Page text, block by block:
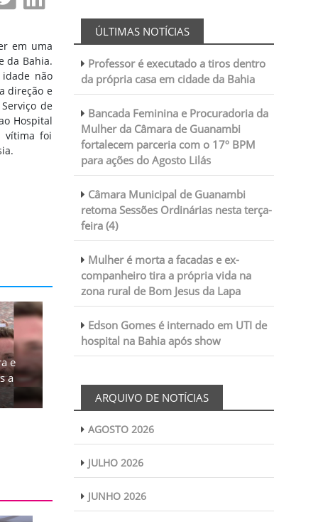
em uma
da Bahia.
idade não
direção e
de
Hospital
vítima foi
e
a
ÚLTIMAS NOTÍCIAS
Professor é executado a tiros dentro
da própria casa em cidade da Bahia
Bancada Feminina e Procuradoria da
Mulher da Câmara de Guanambi
fortalecem parceria com o 17º BPM
para ações do Agosto Lilás
Câmara Municipal de Guanambi
retoma Sessões Ordinárias nesta terça-
feira (4)
Mulher é morta a facadas e ex-
companheiro tira a própria vida na
zona rural de Bom Jesus da Lapa
Edson Gomes é internado em UTI de
hospital na Bahia após show
ARQUIVO DE NOTÍCIAS
AGOSTO 2026
JULHO 2026
JUNHO 2026